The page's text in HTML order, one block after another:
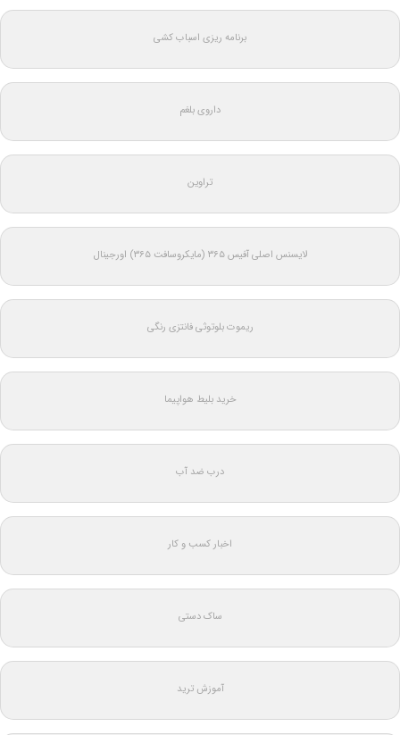
برنامه ریزی اسباب کشی
داروی بلغم
تراوین
لایسنس اصلی آفیس ۳۶۵ (مایکروسافت ۳۶۵) اورجینال
ریموت بلوتوثی فانتزی رنگی
خرید بلیط هواپیما
درب ضد آب
اخبار کسب و کار
ساک دستی
آموزش ترید